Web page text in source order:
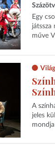
Egy
játssza
műve
A
jeles